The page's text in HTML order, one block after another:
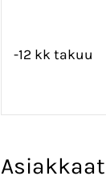
-12 kk takuu